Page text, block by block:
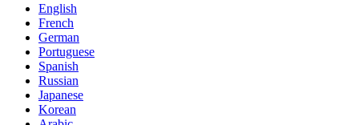
English
French
German
Portuguese
Spanish
Russian
Japanese
Korean